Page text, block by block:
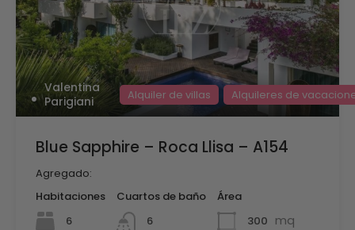
Valentina
Parigiani
Alquiler de villas Alquileres de
Blue Sapphire – Roca Llisa – A154
Agregado:
Habitaciones
6
Cuartos de baño
6
Área
300 mq